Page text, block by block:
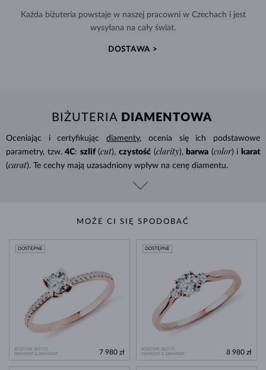
Każda biżuteria powstaje w naszej pracowni w Czechach i jest
wysyłana na cały świat.
DOSTAWA >
BIŻUTERIA DIAMENTOWA
Oceniając i certyfikującdiamenty, ocenia się ich podstawowe
parametry, tzw. 4C: szlif (cut), czystość (clarity), barwa (color) i karat
(carat). Te cechy mają uzasadniony wpływ na cenę diamentu.
MOŻE CI SIĘ SPODOBAĆ
RÓŻOWE ZŁOTO
DIAMENT & DIAMENT
DOSTĘPNE
7 980 zł
RÓŻOWE ZŁOTO
DIAMENT & DIAMENT
DOSTĘPNE
8 980 zł